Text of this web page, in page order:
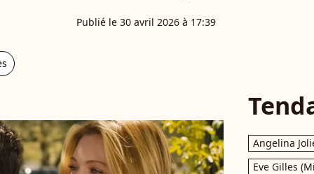
Publié le 30 avril 2026 à 17:39
Angelina
Eve Gilles